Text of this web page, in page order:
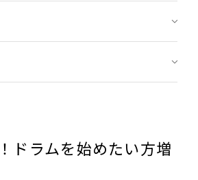
ドラムを始めたい方増